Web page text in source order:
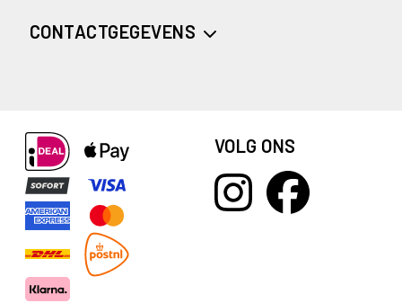
CONTACTGEGEVENS
VOLG ONS